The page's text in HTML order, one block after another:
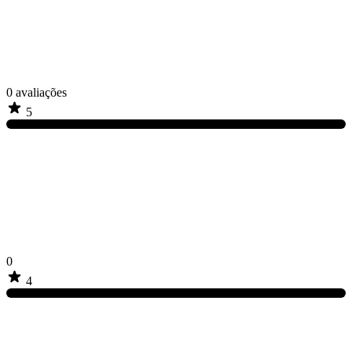
0 avaliações
5
0
4